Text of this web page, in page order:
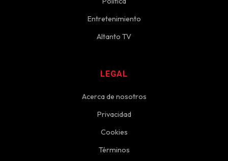
Entretenimiento
Altanto TV
LEGAL
Acerca de nosotros
Privacidad
Cookies
Términos